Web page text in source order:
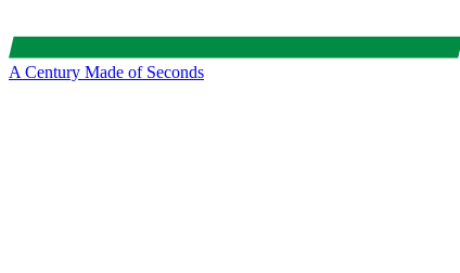
A Century Made of Seconds